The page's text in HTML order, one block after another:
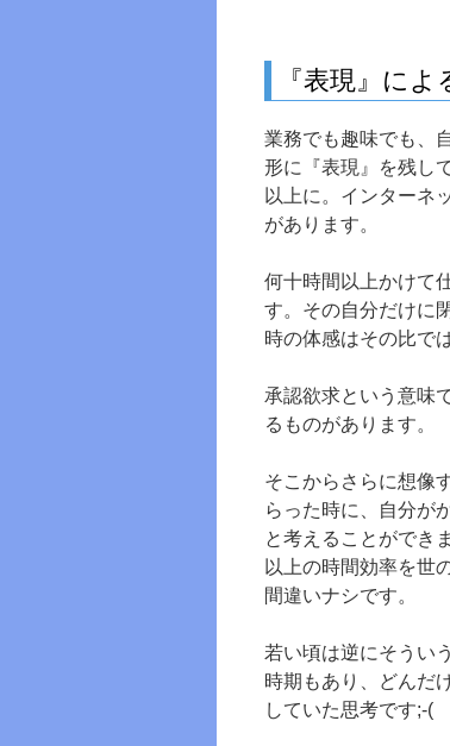
『表現』に
業務でも趣味でも、
形に『表現』を残し
以上に。インターネ
があります。
何十時間以上かけて
す。その自分だけに
時の体感はその比で
承認欲求という意味
るものがあります。
そこからさらに想像
らった時に、自分が
と考えることができ
以上の時間効率を世
間違いナシです。
若い頃は逆にそうい
時期もあり、どんだ
していた思考です;-(